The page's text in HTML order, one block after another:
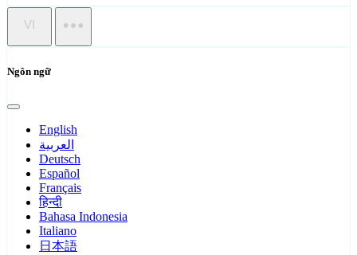
VI
Ngôn ngữ
English
العربية
Deutsch
Español
Français
हिन्दी
Bahasa Indonesia
Italiano
日本語